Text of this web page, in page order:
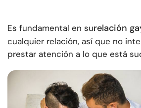
Es fundamental en surelación
cualquier relación, así que no
prestar atención a lo que está